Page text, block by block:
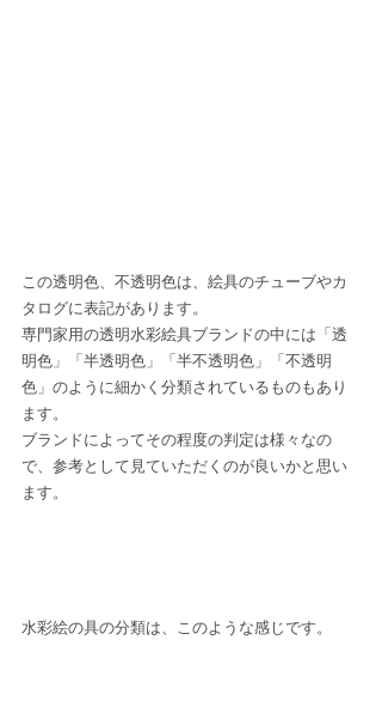
この透明色、不透明色は、絵具のチューブやカ
タログに表記があります。
専門家用の透明水彩絵具ブランドの中には「透
明色」「半透明色」「半不透明色」「不透明
色」のように細かく分類されているものもあり
ます。
ブランドによってその程度の判定は様々なの
で、参考として見ていただくのが良いかと思い
ます。
水彩絵の具の分類は、このような感じです。